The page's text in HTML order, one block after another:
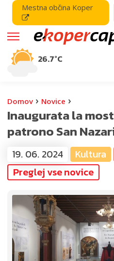
Mestna občina Koper
26.7°C
Domov › Novice ›
Inaugurata la
patrono San
19. 06. 2024 Kultura
Preglej vse novice